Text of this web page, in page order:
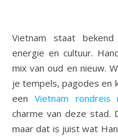
Vietnam staat bekend om zijn levendige steden vol
energie en cultuur.
mix van oud en nieuw.
je tempels, pagodes en
een Vietnam rondreis
charme van deze stad.
maar dat is juist wat